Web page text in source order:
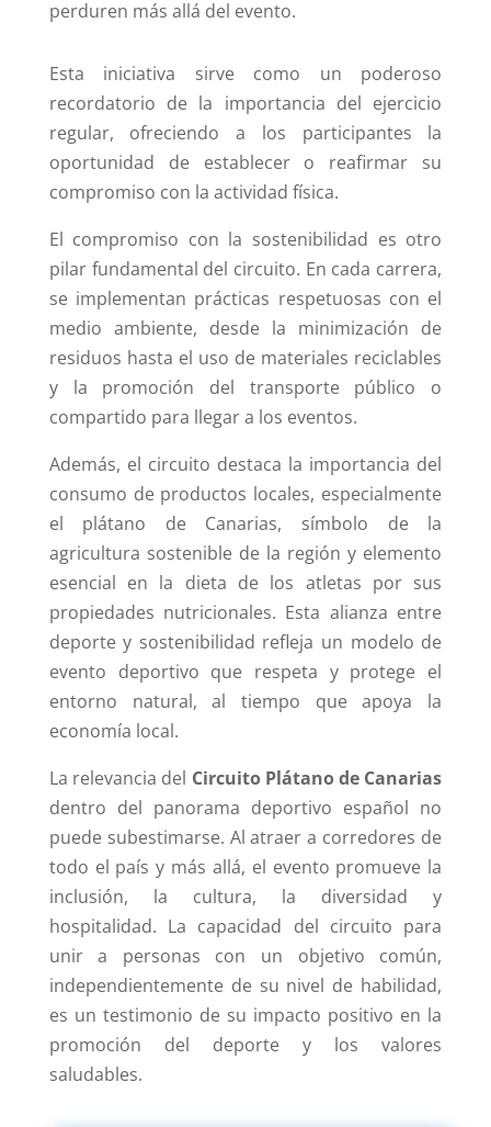
perduren más allá del evento.
Esta iniciativa sirve como un poderoso
recordatorio de la importancia del ejercicio
regular, ofreciendo a los participantes la
oportunidad de establecer o reafirmar su
compromiso con la actividad física.
El compromiso con la sostenibilidad es otro
pilar fundamental del circuito. En cada carrera,
se implementan prácticas respetuosas con el
medio ambiente, desde la minimización de
residuos hasta el uso de materiales reciclables
y la promoción del transporte público o
compartido para llegar a los eventos.
Además, el circuito destaca la importancia del
consumo de productos locales, especialmente
el plátano de Canarias, símbolo de la
agricultura sostenible de la región y elemento
esencial en la dieta de los atletas por sus
propiedades nutricionales. Esta alianza entre
deporte y sostenibilidad refleja un modelo de
evento deportivo que respeta y protege el
entorno natural, al tiempo que apoya la
economía local.
La relevancia del Circuito Plátano de Canarias
dentro del panorama deportivo español no
puede subestimarse. Al atraer a corredores de
todo el país y más allá, el evento promueve la
inclusión, la cultura, la diversidad y
hospitalidad. La capacidad del circuito para
unir a personas con un objetivo común,
independientemente de su nivel de habilidad,
es un testimonio de su impacto positivo en la
promoción del deporte y los valores
saludables.